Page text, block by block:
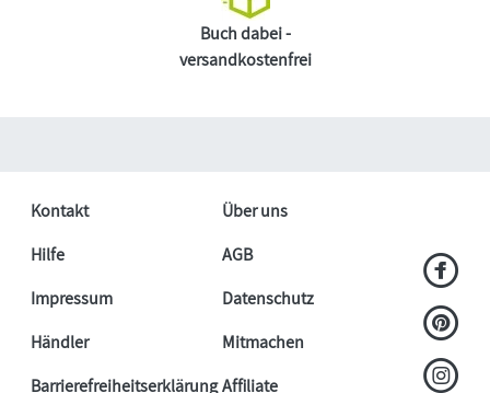
Buch dabei -
versandkostenfrei
Kontakt
Über uns
Hilfe
AGB
Impressum
Datenschutz
Händler
Mitmachen
BarrierefreiheitserklärungAffiliate